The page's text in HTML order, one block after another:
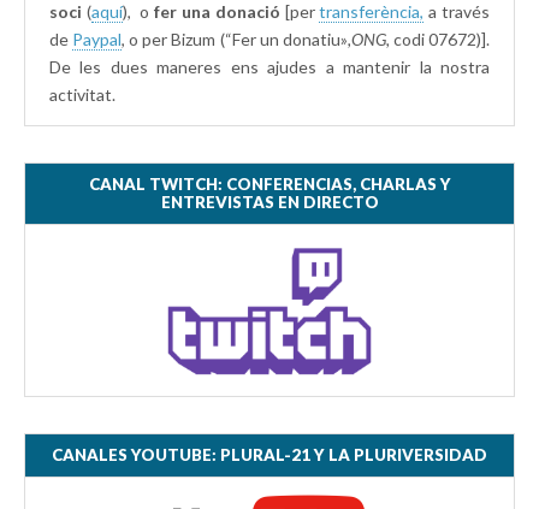
soci (aquí), ofer una donació [pertransferència, a través
de Paypal, o per Bizum (“Fer un donatiu»,ONG, codi 07672)].
De les dues maneres ens ajudes a mantenir la nostra
activitat.
CANAL TWITCH: CONFERENCIAS, CHARLAS Y
ENTREVISTAS EN DIRECTO
CANALES YOUTUBE: PLURAL-21 Y LA PLURIVERSIDAD